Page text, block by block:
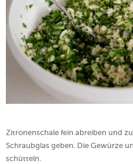
Zitronenschale fein abreiben und
Schraubglas geben. Die Gewürze
schütteln.